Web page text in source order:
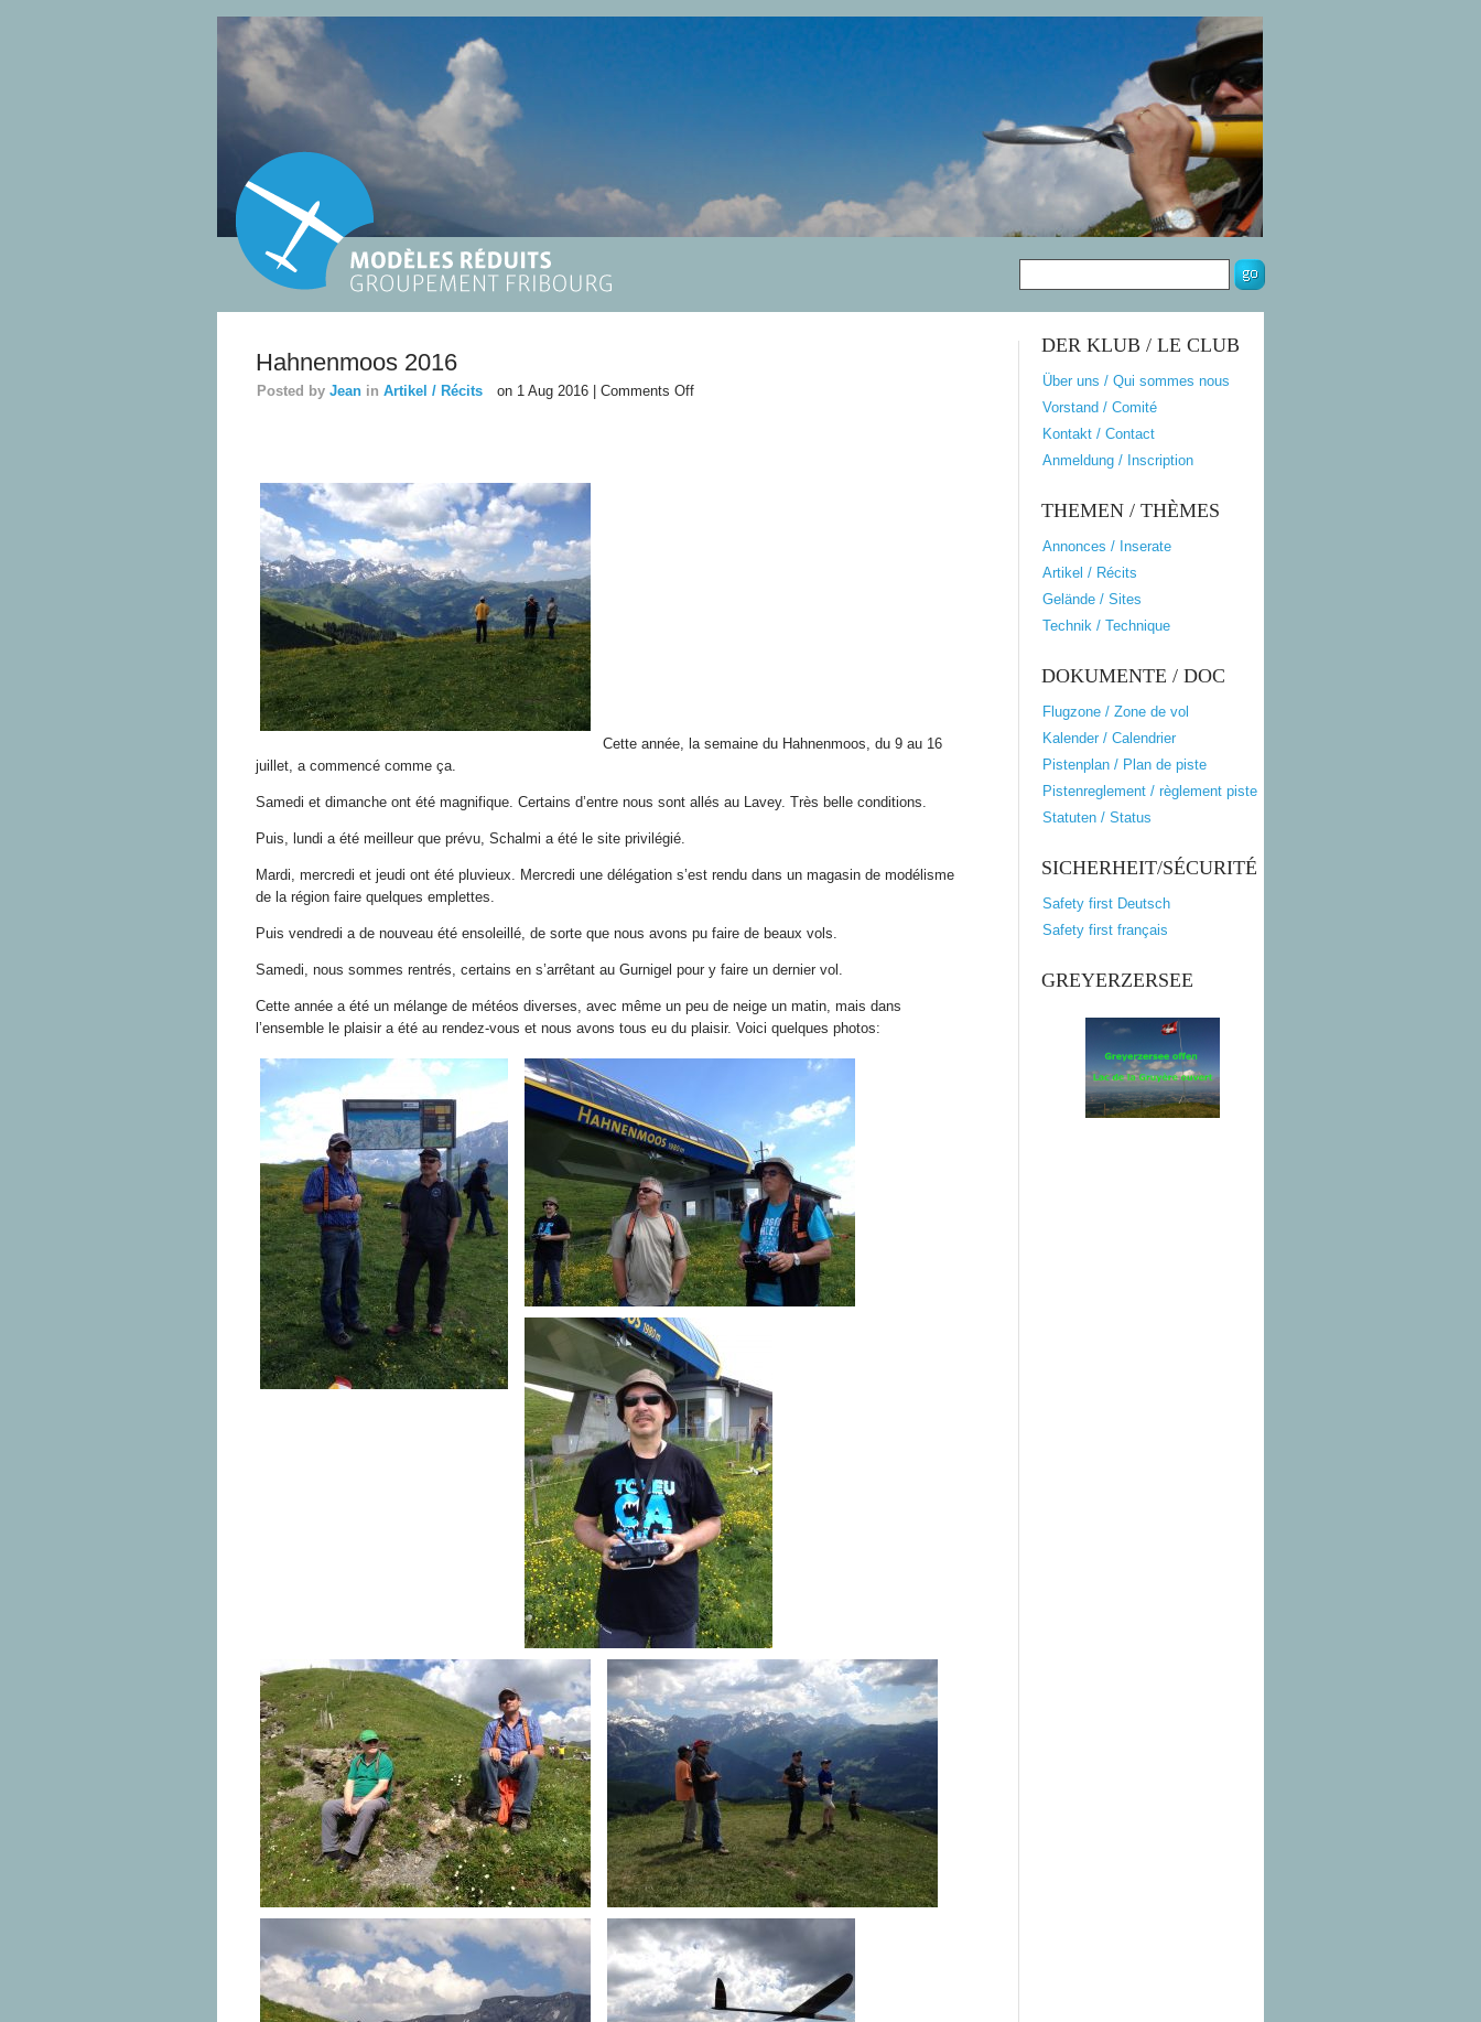
Hahnenmoos 2016
Posted by Jean in Artikel / Récits on 1 Aug 2016 | Comments Offon
Cette année, la semaine du Hahnenmoos, du 9 au 16
juillet, a commencé comme ça.
Samedi et dimanche ont été magnifique. Certains d’entre nous sont allés au Lavey. Très belle conditions.
Puis, lundi a été meilleur que prévu, Schalmi a été le site privilégié.
Mardi, mercredi et jeudi ont été pluvieux. Mercredi une délégation s’est rendu dans un magasin de modélisme
de la région faire quelques emplettes.
Puis vendredi a de nouveau été ensoleillé, de sorte que nous avons pu faire de beaux vols.
Samedi, nous sommes rentrés, certains en s’arrêtant au Gurnigel pour y faire un dernier vol.
Cette année a été un mélange de météos diverses, avec même un peu de neige un matin, mais dans
l’ensemble le plaisir a été au rendez-vous et nous avons tous eu du plaisir. Voici quelques photos:
DER KLUB / LE CLUB
Über uns / Qui sommes nous
Vorstand / Comité
Kontakt / Contact
Anmeldung / Inscription
THEMEN / THÈMES
Annonces / Inserate
Artikel / Récits
Gelände / Sites
Technik / Technique
DOKUMENTE / DOC
Flugzone / Zone de vol
Kalender / Calendrier
Pistenplan / Plan de piste
Pistenreglement / règlement piste
Statuten / Status
SICHERHEIT/SÉCURITÉ
Safety first Deutsch
Safety first français
GREYERZERSEE